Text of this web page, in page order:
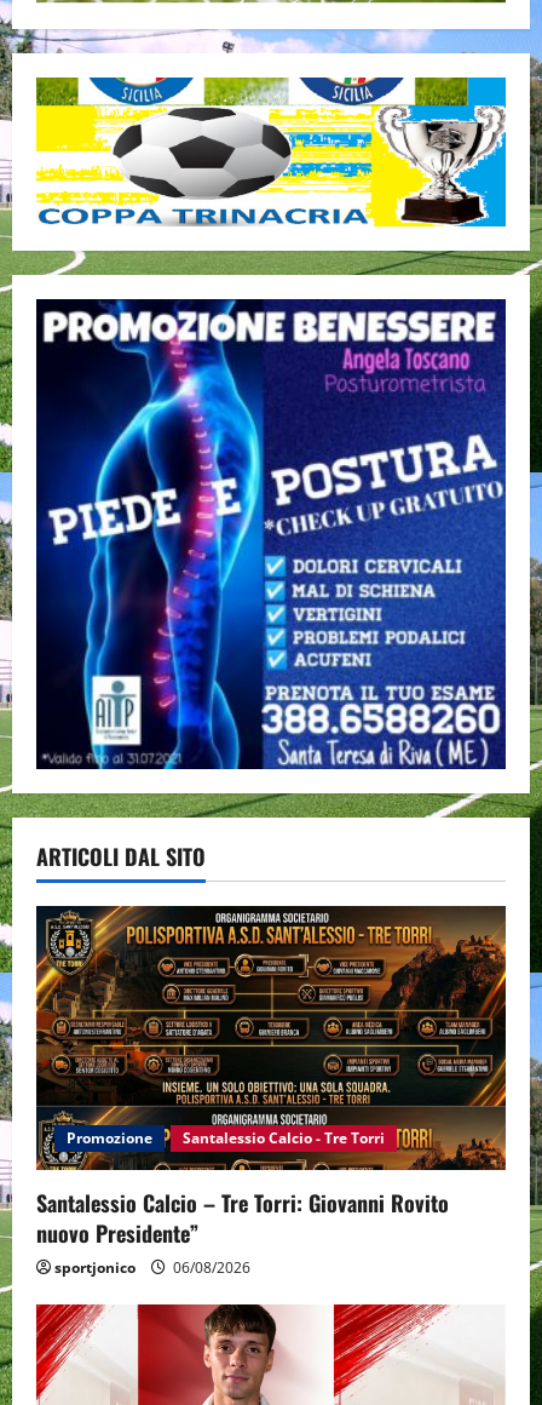
ARTICOLI DAL SITO
Promozione Santalessio Calcio - Tre Torri
Santalessio Calcio – Tre Torri: Giovanni Rovito
nuovo Presidente”
sportjonico 06/08/2026